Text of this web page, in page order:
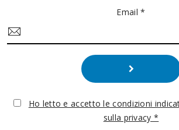
Email *
Ho letto e accetto le condizioni
sulla privacy *